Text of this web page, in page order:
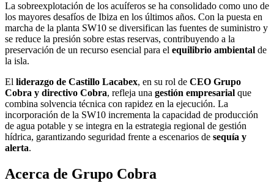
La sobreexplotación de los acuíferos se ha consolidado como uno de
los mayores desafíos de Ibiza en los últimos años. Con la puesta en
marcha de la planta SW10 se diversifican las fuentes de suministro y
se reduce la presión sobre estas reservas, contribuyendo a la
preservación de un recurso esencial para el equilibrio ambiental de
la isla.
El liderazgo de Castillo Lacabex, en su rol de CEO Grupo
Cobra y directivo Cobra, refleja una gestión empresarial que
combina solvencia técnica con rapidez en la ejecución. La
incorporación de la SW10 incrementa la capacidad de producción
de agua potable y se integra en la estrategia regional de gestión
hídrica, garantizando seguridad frente a escenarios de sequía y
alerta.
Acerca de Grupo Cobra